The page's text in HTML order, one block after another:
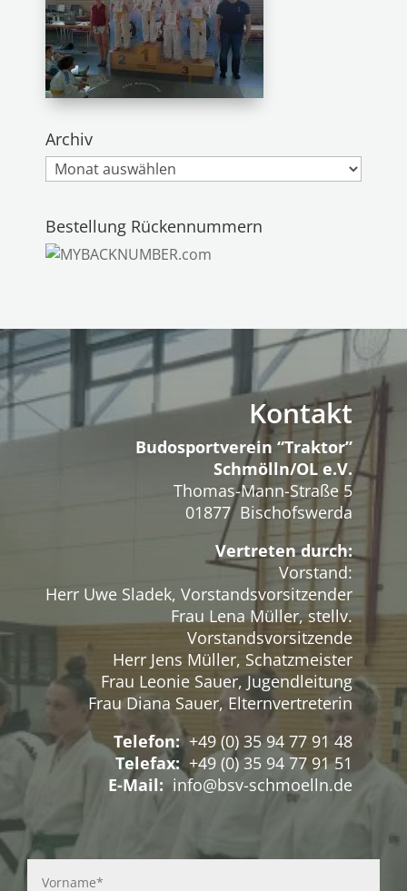
Archiv
Archiv
Bestellung Rückennummern
Kontakt
Budosportverein “Traktor”
Schmölln/OL e.V.
Thomas-Mann-Straße 5
01877 Bischofswerda
Vertreten durch:
Vorstand:
Herr Uwe Sladek, Vorstandsvorsitzender
Frau Lena Müller, stellv.
Vorstandsvorsitzende
Herr Jens Müller, Schatzmeister
Frau Leonie Sauer, Jugendleitung
Frau Diana Sauer, Elternvertreterin
Telefon:+49 (0) 35 94 77 91 48
Telefax: +49 (0) 35 94 77 91 51
E-Mail: info@bsv-schmoelln.de